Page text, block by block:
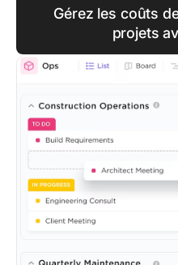
Gérez les coûts
projets